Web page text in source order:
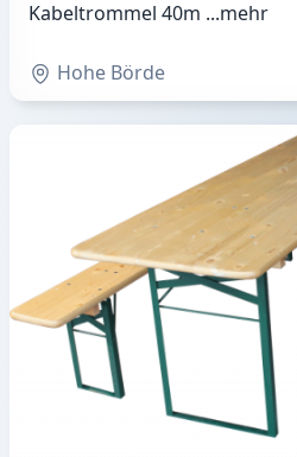
Kabeltrommel 40m ...mehr
Hohe Börde